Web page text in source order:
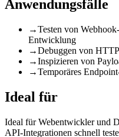
Anwendungsfälle
→Testen von
Entwicklung
→Debuggen von
→Inspizieren von
→Temporäres
Ideal für
Ideal für Webentwickler und
API-Integrationen schnell